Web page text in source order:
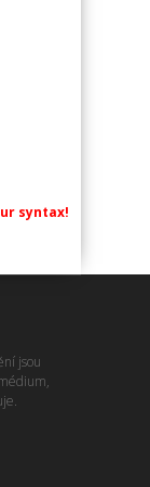
syntax!
jsou